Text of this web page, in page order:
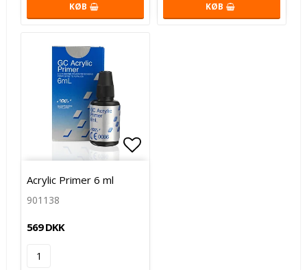
KØB KØB
Acrylic Primer 6 ml
901138
569 DKK